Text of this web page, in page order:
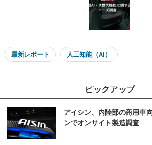
最新レポート 人工知能（AI）
ピックアップ
アイシン、内陸部の商用車
ンでオンサイト製造調査